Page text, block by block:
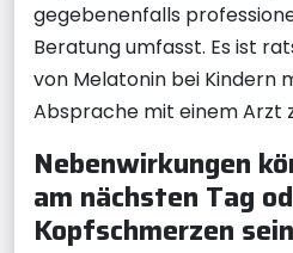
gegebenenfalls
Beratung umfasst. Es ist
von Melatonin bei Kindern
Absprache mit einem Arzt
Nebenwirkungen
am nächsten Tag
Kopfschmerzen